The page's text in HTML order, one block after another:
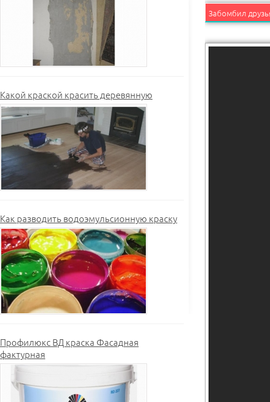
Какой краской красить деревянную
Как разводить водоэмульсионную краску
Профилюкс ВД краска Фасадная
фактурная
Забомбил